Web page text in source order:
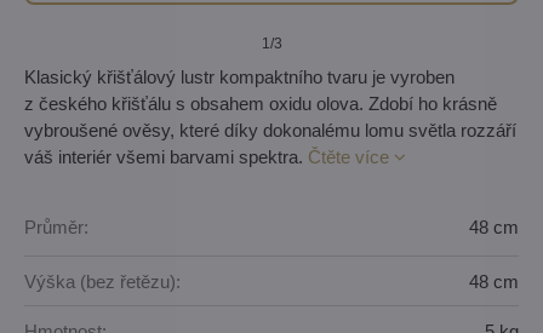
1/3
Klasický křišťálový lustr kompaktního tvaru je vyroben
z českého křišťálu s obsahem oxidu olova. Zdobí ho krásně
vybroušené ověsy, které díky dokonalému lomu světla rozzáří
váš interiér všemi barvami spektra. Čtěte více
Průměr: 48 cm
Výška (bez řetězu): 48 cm